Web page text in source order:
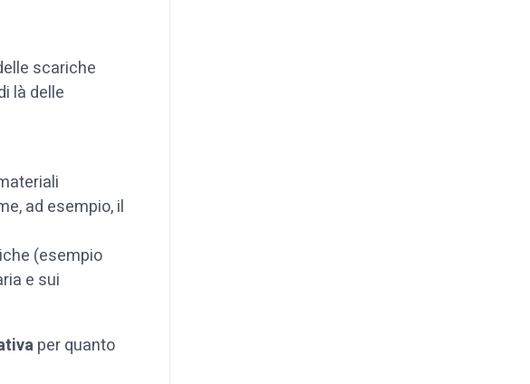
scariche
là delle
ad esempio, il
(esempio
e sui
per quanto